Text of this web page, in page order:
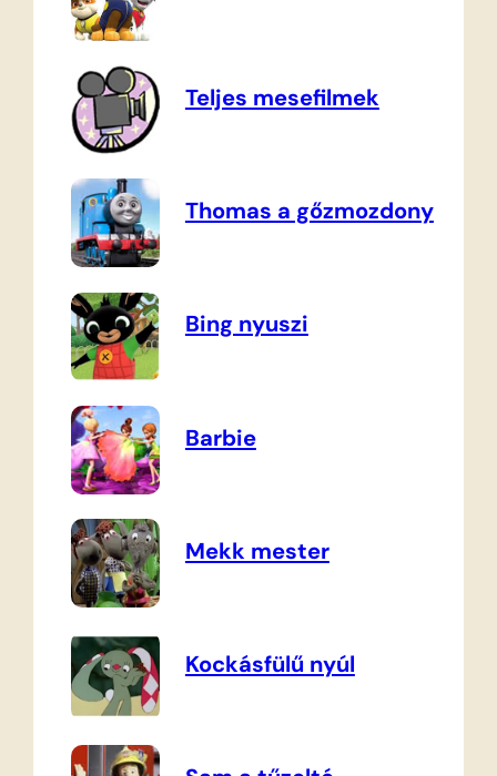
Teljes mesefilmek
Thomas a gőzmozdony
Bing nyuszi
Barbie
Mekk mester
Kockásfülű nyúl